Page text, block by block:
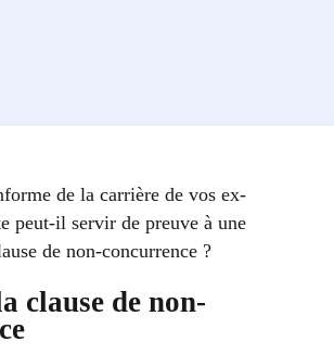
de la carrière de vos ex-
peut-il servir de preuve à une
de non-concurrence ?
clause de non-